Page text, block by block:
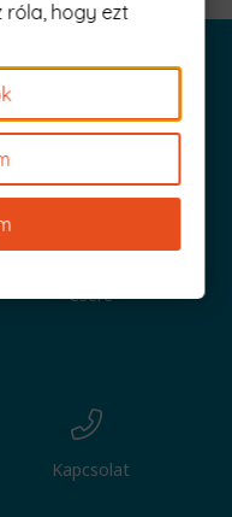
Ft értékű kuponod!
Csere
Kapcsolat
róla, hogy ezt